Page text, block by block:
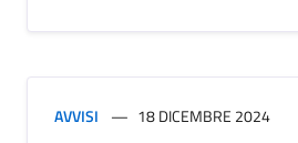
AVVISI 18 DICEMBRE 2024